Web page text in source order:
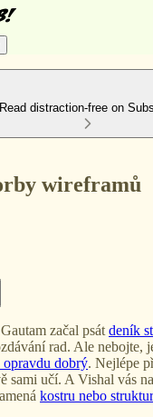
Read distraction-free on
wireframů
začal psát deník
rad. Ale nebojte,
dobrý. Nejlépe
sami učí. A Vishal vás
kostru nebo